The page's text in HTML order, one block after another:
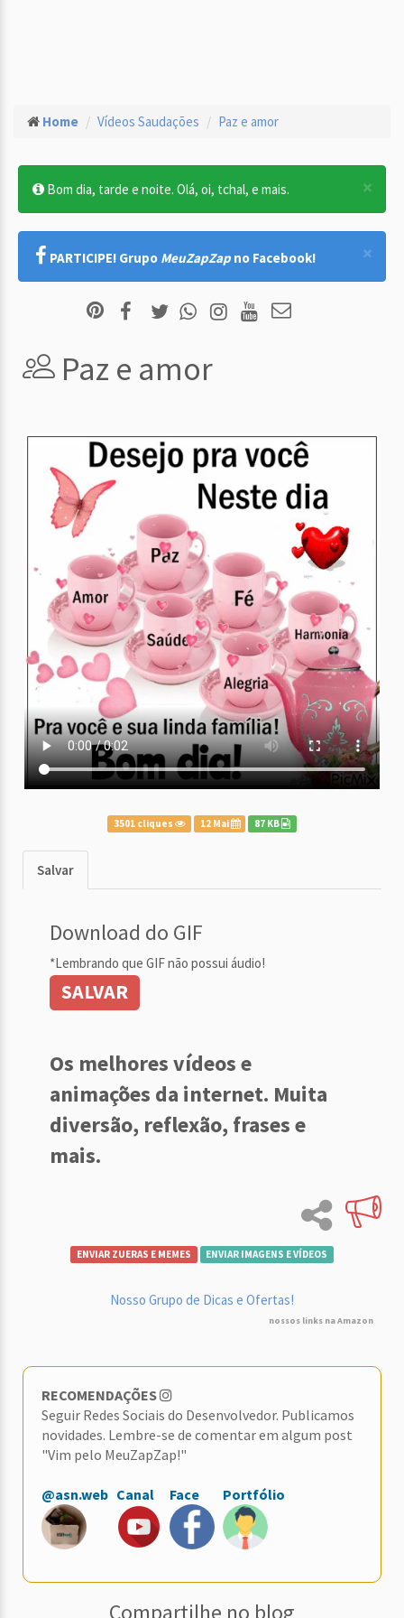
Home Vídeos Saudações Paz e amor
×
Bom dia, tarde e noite. Olá, oi, tchal, e mais.
×
PARTICIPE! Grupo MeuZapZap no Facebook!
Paz e amor
3501 cliques 12 Mai 87 KB
Salvar
Download do GIF
*Lembrando que GIF não possui áudio!
SALVAR
Os melhores vídeos e
animações da internet. Muita
diversão, reflexão, frases e
mais.
ENVIAR ZUERAS E MEMES ENVIAR IMAGENS E VÍDEOS
Nosso Grupo de Dicas e Ofertas!
nossos links na Amazon
RECOMENDAÇÕES
Seguir Redes Sociais do Desenvolvedor. Publicamos
novidades. Lembre-se de comentar em algum post
"Vim pelo MeuZapZap!"
@asn.web Canal Face Portfólio
Compartilhe no blog